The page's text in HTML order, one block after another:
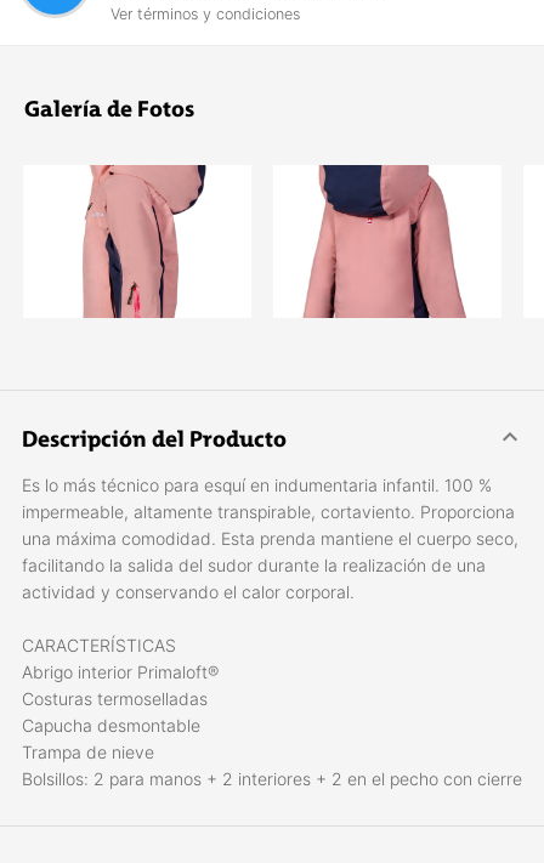
Ver términos y condiciones
Galería de Fotos
Descripción del Producto
Es lo más técnico para esquí­ en indumentaria infantil. 100 %
impermeable, altamente transpirable, cortaviento. Proporciona
una máxima comodidad. Esta prenda mantiene el cuerpo seco,
facilitando la salida del sudor durante la realización de una
actividad y conservando el calor corporal.
CARACTERÍSTICAS
Abrigo interior Primaloft®
Costuras termoselladas
Capucha desmontable
Trampa de nieve
Bolsillos: 2 para manos + 2 interiores + 2 en el pecho con cierre